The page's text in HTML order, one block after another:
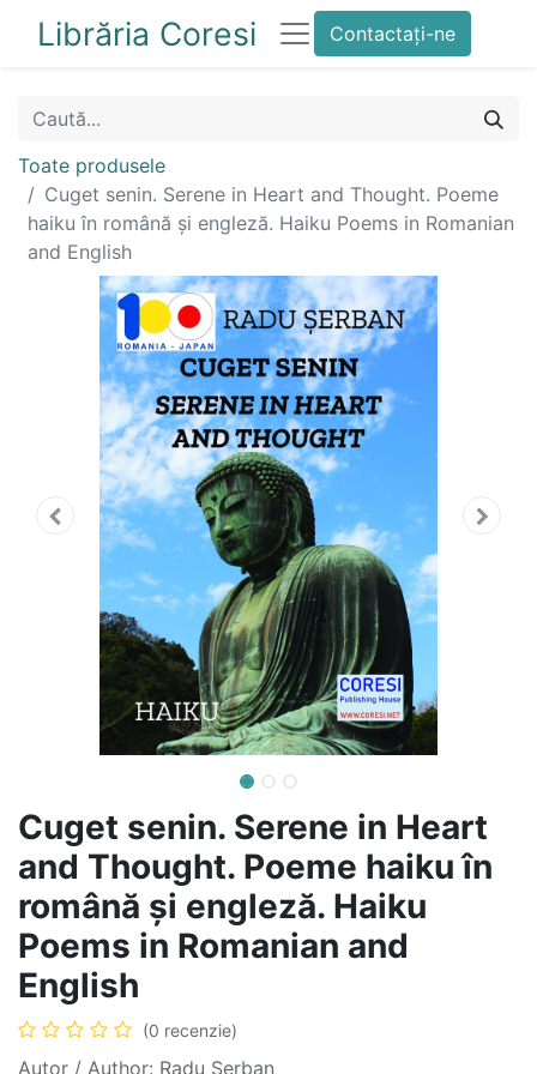
Librăria Coresi Contactați-ne
Toate produsele
Cuget senin. Serene in Heart and Thought. Poeme
haiku în română și engleză. Haiku Poems in Romanian
and English
Cuget senin. Serene in Heart
and Thought. Poeme haiku în
română și engleză. Haiku
Poems in Romanian and
English
(0 recenzie)
Autor / Author: Radu Șerban